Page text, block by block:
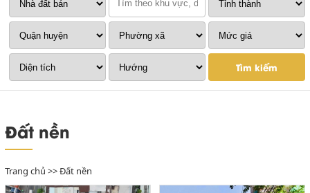
Tìm kiếm
Đất nền
Trang chủ >>Đất nền